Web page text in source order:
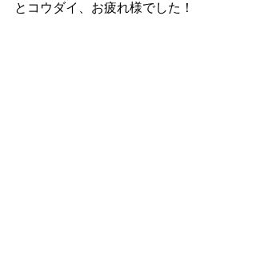
とコウダイ、お疲れ様でした！